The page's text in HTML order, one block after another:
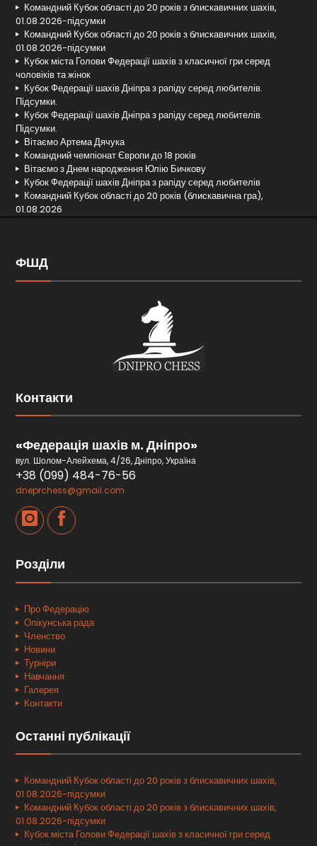
Командний Кубок області до 20 років з блискавичних шахів,
01.08.2026-підсумки
Командний Кубок області до 20 років з блискавичних шахів,
01.08.2026-підсумки
Кубок міста Голови Федерації шахів з класичної гри серед
чоловіків та жінок
Кубок Федерації шахів Дніпра з рапіду серед любителів.
Підсумки.
Кубок Федерації шахів Дніпра з рапіду серед любителів.
Підсумки.
Вітаємо Артема Дячука
Командний чемпіонат Європи до 18 років
Вітаємо з Днем народження Юлію Бичкову
Кубок Федерації шахів Дніпра з рапіду серед любителів
Командний Кубок області до 20 років (блискавична гра),
01.08.2026
ФШД
Контакти
«Федерація шахів м. Дніпро»
вул. Шолом-Алейхема, 4/26, Дніпро, Україна
+38 (099) 484-76-56
dneprchess@gmail.com
Розділи
Про Федерацію
Опікунська рада
Членство
Новини
Турніри
Навчання
Галерея
Контакти
Останні публікації
Командний Кубок області до 20 років з блискавичних шахів,
01.08.2026-підсумки
Командний Кубок області до 20 років з блискавичних шахів,
01.08.2026-підсумки
Кубок міста Голови Федерації шахів з класичної гри серед